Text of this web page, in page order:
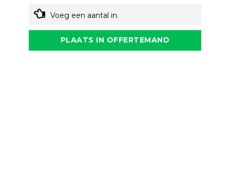
Voeg een aantal in.
PLAATS IN OFFERTEMAND